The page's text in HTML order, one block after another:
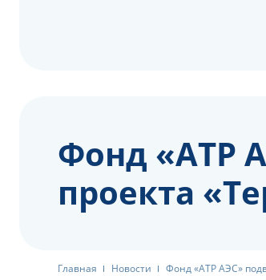
Фонд «АТР
проекта
Главная Новости Фонд «АТР АЭС»